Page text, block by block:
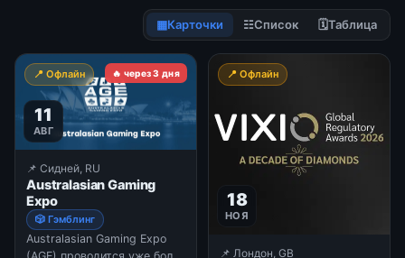
▦Карточки ☷Список 🗓Таблица
📍 Офлайн 🔥 через 3 дня
11
АВГ
📌 Сидней, RU
Australasian Gaming
Expo
🎲 Гэмблинг
Australasian Gaming Expo
📍 Офлайн
18
НОЯ
📌 Лондон, GB